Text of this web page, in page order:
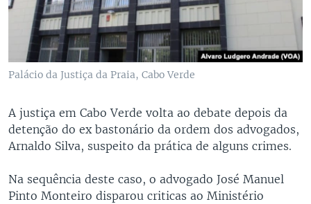
Palácio da Justiça da Praia, Cabo Verde
A justiça em Cabo Verde volta ao debate depois da
detenção do ex bastonário da ordem dos advogados,
Arnaldo Silva, suspeito da prática de alguns crimes.
Na sequência deste caso, o advogado José Manuel
Pinto Monteiro disparou criticas ao Ministério